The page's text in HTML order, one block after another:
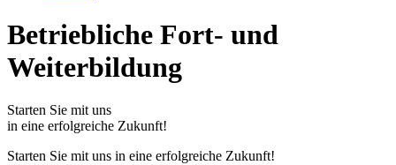
Betriebliche Fort- und
Weiterbildung
Starten Sie mit uns
in eine erfolgreiche Zukunft!
Starten Sie mit uns in eine erfolgreiche Zukunft!